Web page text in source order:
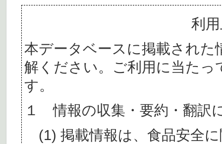
利
本データベースに掲載された
解ください。ご利用に当た
す。
１ 情報の収集・要約・翻訳
(1) 掲載情報は、食品安全